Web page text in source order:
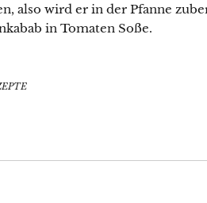
also wird er in der Pfanne
in Tomaten Soße.